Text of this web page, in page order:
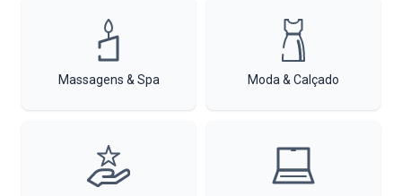
Massagens & Spa Moda & Calçado